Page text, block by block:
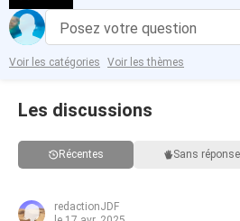
Posez votre question
Voir les catégories Voir les thèmes
Les discussions
Récentes Sans réponse
redactionJDF